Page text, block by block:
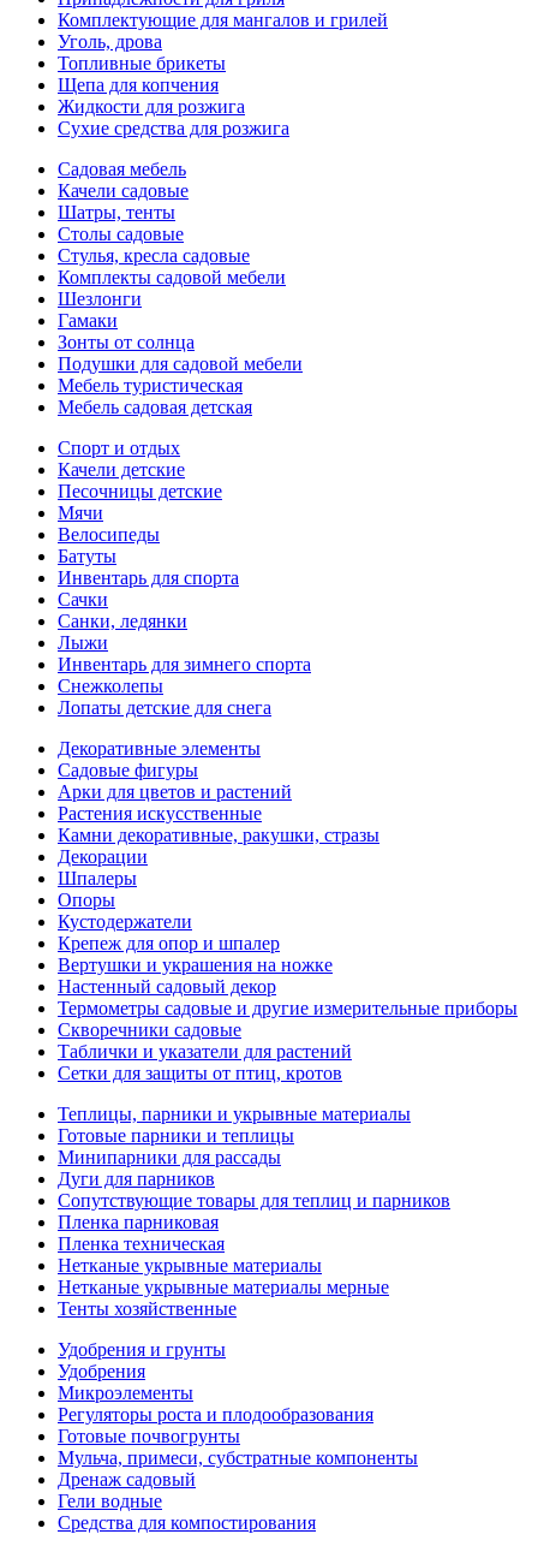
Комплектующие для мангалов и грилей
Уголь, дрова
Топливные брикеты
Щепа для копчения
Жидкости для розжига
Сухие средства для розжига
Садовая мебель
Качели садовые
Шатры, тенты
Столы садовые
Стулья, кресла садовые
Комплекты садовой мебели
Шезлонги
Гамаки
Зонты от солнца
Подушки для садовой мебели
Мебель туристическая
Мебель садовая детская
Спорт и отдых
Качели детские
Песочницы детские
Мячи
Велосипеды
Батуты
Инвентарь для спорта
Сачки
Санки, ледянки
Лыжи
Инвентарь для зимнего спорта
Снежколепы
Лопаты детские для снега
Декоративные элементы
Садовые фигуры
Арки для цветов и растений
Растения искусственные
Камни декоративные, ракушки, стразы
Декорации
Шпалеры
Опоры
Кустодержатели
Крепеж для опор и шпалер
Вертушки и украшения на ножке
Настенный садовый декор
Термометры садовые и другие измерительные приборы
Скворечники садовые
Таблички и указатели для растений
Сетки для защиты от птиц, кротов
Теплицы, парники и укрывные материалы
Готовые парники и теплицы
Минипарники для рассады
Дуги для парников
Сопутствующие товары для теплиц и парников
Пленка парниковая
Пленка техническая
Нетканые укрывные материалы
Нетканые укрывные материалы мерные
Тенты хозяйственные
Удобрения и грунты
Удобрения
Микроэлементы
Регуляторы роста и плодообразования
Готовые почвогрунты
Мульча, примеси, субстратные компоненты
Дренаж садовый
Гели водные
Средства для компостирования